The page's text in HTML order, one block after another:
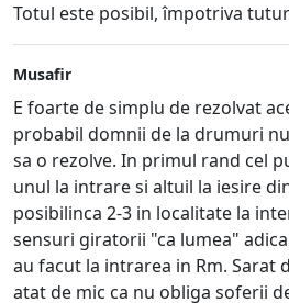
Totul este posibil, împotriva
Musafir
E foarte de simplu de rezolvat
probabil domnii de la drumuri
sa o rezolve. In primul rand cel
unul la intrare si altuil la iesire
posibilinca 2-3 in localitate la
sensuri giratorii "ca lumea"
au facut la intrarea in Rm. Sarat
atat de mic ca nu obliga soferii